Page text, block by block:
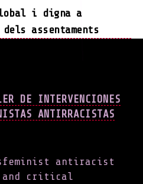
i digna a
assentaments
INTERVENCIONES
ANTIRRACISTAS
antiracist
and critical